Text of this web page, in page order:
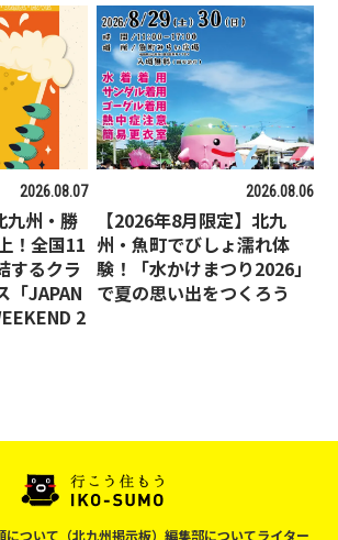
2026.08.07
九州・勝
！全国11
するクラ
「JAPAN
2
2026.08.06
【2026年8月限定】北九
州・魚町でびしょ濡れ体
験！「水かけまつり2026」
で夏の思い出をつくろう
について（北九州掲示板） 編集部についてライター